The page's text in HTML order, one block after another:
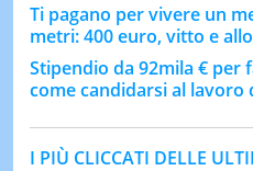
Ti pagano per vivere un
metri: 400 euro, vitto e
Stipendio da 92mila € per
come candidarsi al lavoro
I PIÙ CLICCATI DELLE